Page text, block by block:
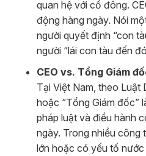
quan hệ với cổ đông.
động hàng ngày. Nói
người quyết định “con
người “lái con tàu đến
CEO vs. Tổng Giám
Tại Việt Nam, theo Luật
hoặc “Tổng Giám đốc”
pháp luật và điều hành
ngày. Trong nhiều công
lớn hoặc có yếu tố